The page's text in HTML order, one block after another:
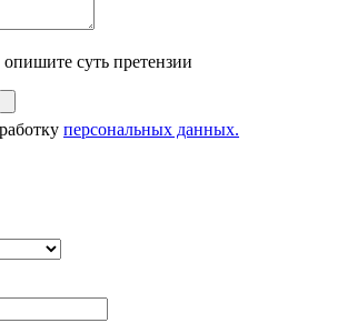
суть претензии
персональных данных.